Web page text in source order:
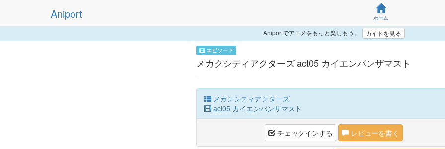
Aniport ホーム
Aniportでアニメをもっと楽しもう。 ガイドを見る
エピソード
メカクシティアクターズ act05 カイエンパンザマスト
メカクシティアクターズ
act05 カイエンパンザマスト
チェックインする レビューを書く